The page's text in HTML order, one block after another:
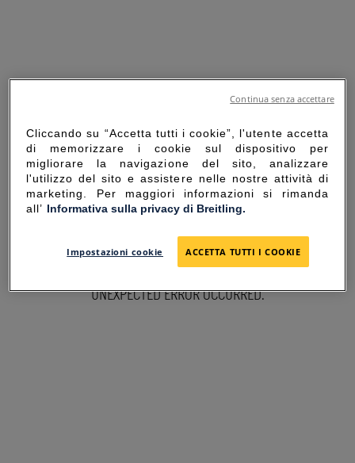
SORRY FOR THE
INCONVENIENCE
UNEXPECTED ERROR OCCURRED.
Cliccando su “Accetta tutti i cookie”, l'utente accetta
di memorizzare i cookie sul dispositivo per
migliorare la navigazione del sito, analizzare
l'utilizzo del sito e assistere nelle nostre attività di
marketing. Per maggiori informazioni si rimanda
all’ Informativa sulla privacy di Breitling.
Impostazioni cookie ACCETTA TUTTI I COOKIE
Continua senza accettare